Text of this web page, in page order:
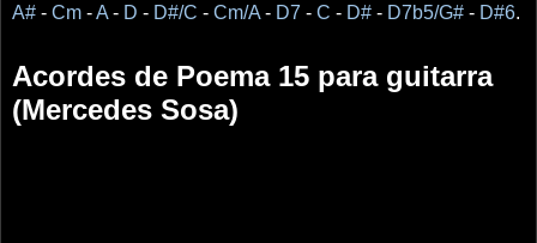
A# - Cm -A - D - D#/C - Cm/A - D7 - C - D# - D7b5/G# - D#6.
Acordes de Poema 15 para guitarra
(Mercedes Sosa)